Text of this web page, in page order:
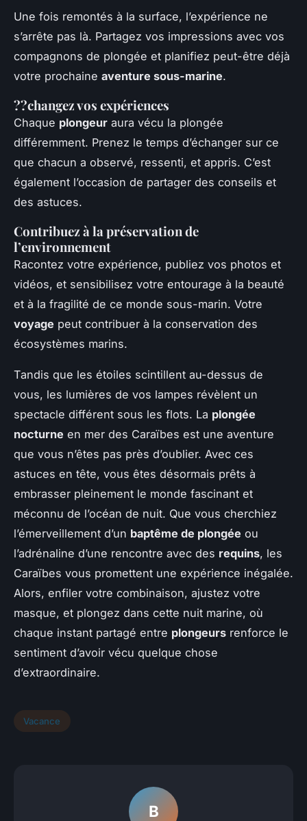
Une fois remontés à la surface, l’expérience ne
s’arrête pas là. Partagez vos impressions avec vos
compagnons de plongée et planifiez peut-être déjà
votre prochaine aventure sous-marine.
??changez vos expériences
Chaque plongeur aura vécu la plongée
différemment. Prenez le temps d’échanger sur ce
que chacun a observé, ressenti, et appris. C’est
également l’occasion de partager des conseils et
des astuces.
Contribuez à la préservation de
l’environnement
Racontez votre expérience, publiez vos photos et
vidéos, et sensibilisez votre entourage à la beauté
et à la fragilité de ce monde sous-marin. Votre
voyage peut contribuer à la conservation des
écosystèmes marins.
Tandis que les étoiles scintillent au-dessus de
vous, les lumières de vos lampes révèlent un
spectacle différent sous les flots. La plongée
nocturne en mer des Caraïbes est une aventure
que vous n’êtes pas près d’oublier. Avec ces
astuces en tête, vous êtes désormais prêts à
embrasser pleinement le monde fascinant et
méconnu de l’océan de nuit. Que vous cherchiez
l’émerveillement d’un baptême de plongée ou
l’adrénaline d’une rencontre avec des requins, les
Caraïbes vous promettent une expérience inégalée.
Alors, enfiler votre combinaison, ajustez votre
masque, et plongez dans cette nuit marine, où
chaque instant partagé entre plongeurs renforce le
sentiment d’avoir vécu quelque chose
d’extraordinaire.
Vacance
B